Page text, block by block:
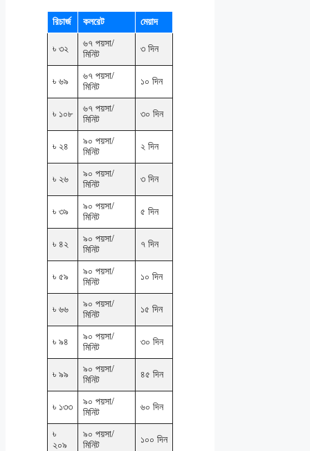
রিচার্জ কলরেট মেয়াদ
৳ ৩২
৬৭ পয়সা/
মিনিট
৩ দিন
৳ ৬৯
৬৭ পয়সা/
মিনিট
১০ দিন
৳ ১০৮
৬৭ পয়সা/
মিনিট
৩০ দিন
৳ ২৪
৯০ পয়সা/
মিনিট
২ দিন
৳ ২৬
৯০ পয়সা/
মিনিট
৩ দিন
৳ ৩৯
৯০ পয়সা/
মিনিট
৫ দিন
৳ ৪২
৯০ পয়সা/
মিনিট
৭ দিন
৳ ৫৯
৯০ পয়সা/
মিনিট
১০ দিন
৳ ৬৬
৯০ পয়সা/
মিনিট
১৫ দিন
৳ ৯৪
৯০ পয়সা/
মিনিট
৩০ দিন
৳ ৯৯
৯০ পয়সা/
মিনিট
৪৫ দিন
৳ ১৩৩
৯০ পয়সা/
মিনিট
৬০ দিন
৳
২০৯
৯০ পয়সা/
মিনিট
১০০ দিন